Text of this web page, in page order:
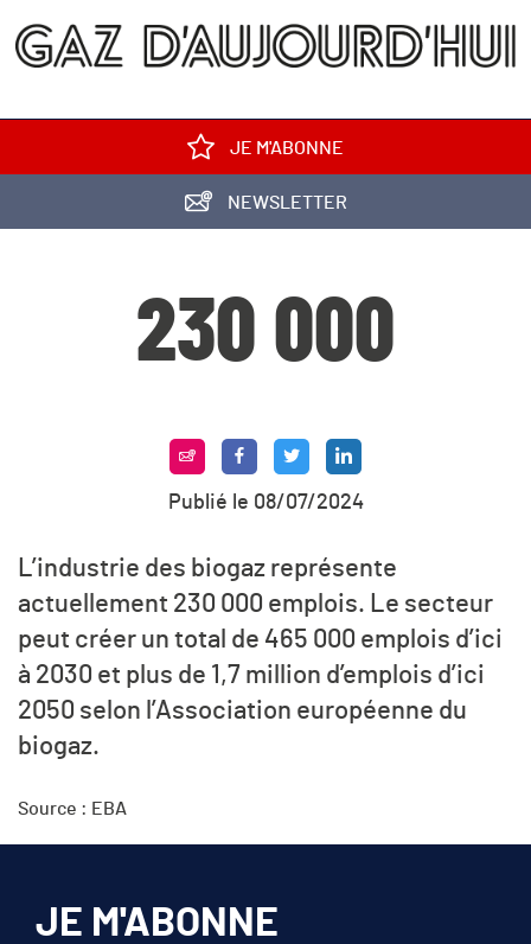
JE M'ABONNE
NEWSLETTER
230 000
Publié le 08/07/2024
L’industrie des biogaz représente
actuellement 230 000 emplois. Le secteur
peut créer un total de 465 000 emplois d’ici
à 2030 et plus de 1,7 million d’emplois d’ici
2050 selon l’Association européenne du
biogaz.
Source : EBA
JE M'ABONNE